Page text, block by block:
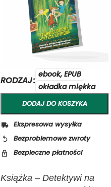
RODZAJ
ebook, EPUB
okładka miękka
DODAJ DO KOSZYKA
Ekspresowa wysyłka
Bezproblemowe zwroty
Bezpieczne płatności
Książka – Detektywi na